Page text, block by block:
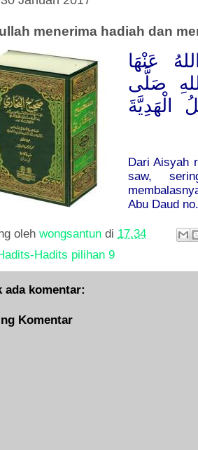
menerima hadiah dan
عَنْهَا
صَلَّى
الْهَدِيَّةَ
Dari Aisyah
saw,
Abu Daud
oleh wongsantun di 17.34
Hadits pilihan 9
ada komentar:
Komentar